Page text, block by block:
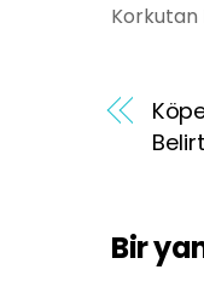
Korkutan
Bir